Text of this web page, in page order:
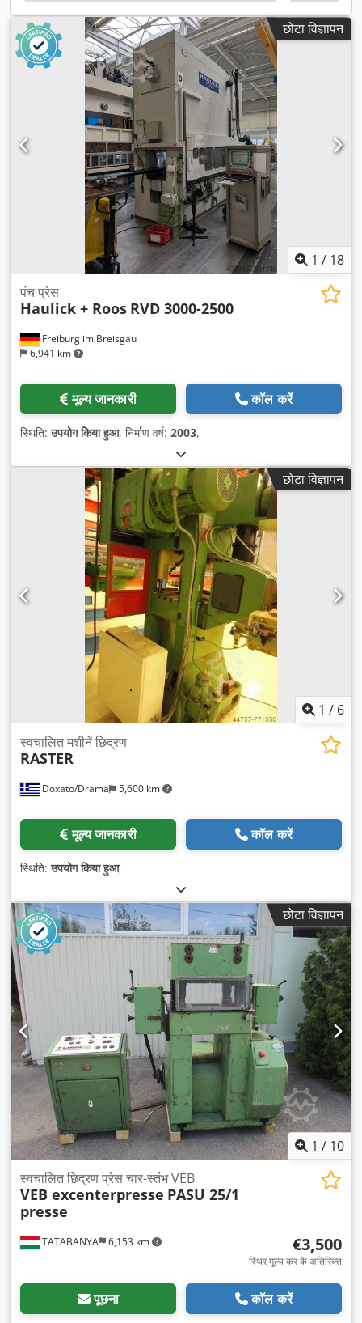
,
छोटा विज्ञापन
1 / 18
Freiburg im Breisgau
6,941 km
पंच प्रेस
Haulick + Roos RVD 3000-2500
मूल्य जानकारी कॉल करें
स्थिति:उपयोग किया हुआ, निर्माण वर्ष: 2003,
छोटा विज्ञापन
1 / 6
Doxato/Drama 5,600 km
स्वचालित मशीनें छिद्रण
RASTER
मूल्य जानकारी कॉल करें
स्थिति:उपयोग किया हुआ,
छोटा विज्ञापन
1 / 10
TATABANYA 6,153 km
स्वचालित छिद्रण प्रेस चार-स्तंभ VEB
VEB excenterpresse PASU 25/1
presse
€3,500
स्थिर मूल्य कर के अतिरिक्त
पूछना कॉल करें